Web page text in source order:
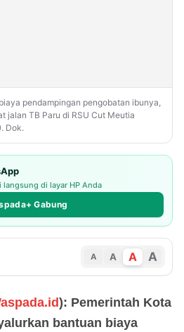
pendampingan pengobatan ibunya,
jalan TB Paru di RSU Cut Meutia
Dok.
di layar HP Anda
Gabung
A A A A
): Pemerintah Kota
bantuan biaya